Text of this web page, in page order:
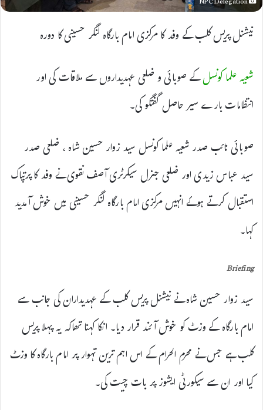
نیشنل پریس کلب کے وفد کا مرکزی امام بارگاہ لنگر حسینی کا دورہ
شعیہ علما کونسلکے صوبائی و ضلعی عہدیداروں سے ملاقات کی اور
انتظامات بارے سیر حاصل گفتگو کی۔
صوبائی نائب صدر شعیہ علما کونسل سید زوار حسین شاہ ، ضلعی صدر
سید عباس زیدی اور ضلعی جنرل سیکرٹری آصف نقوی نے وفد کا پرتپاک
استقبال کرتے ہوئے انہیں مرکزی امام بارگاہ لنگر حسینی میں خوش آمدید
کہا۔
Briefing
سید زوار حسین شاہ نے نیشنل پریس کلب کے عہدیداران کی جانب سے
امام بارگاہ کے وزٹ کو خوش آئند قرار دیا۔ انکا کہنا تھاکہ یہ پہلا پریس
کلب ہے جس نے محرم الحرام کے اس اہم ترین تہوار پر امام بارگاہ کا وزٹ
کیا اور ان سے سیکورٹی ایشوز پر بات چیت کی۔